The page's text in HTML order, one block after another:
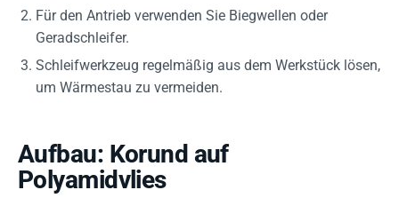
Für den Antrieb verwenden Sie Biegwellen oder
Geradschleifer.
Schleifwerkzeug regelmäßig aus dem Werkstück lösen,
um Wärmestau zu vermeiden.
Aufbau: Korund auf
Polyamidvlies